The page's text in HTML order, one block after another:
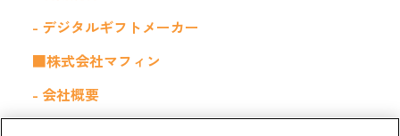
- デジタルギフトメーカー
■株式会社マフィン
- 会社概要